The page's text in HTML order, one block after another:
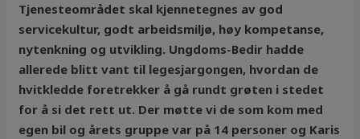
Tjenesteområdet skal kjennetegnes av god
servicekultur, godt arbeidsmiljø, høy kompetanse,
nytenkning og utvikling. Ungdoms-Bedir hadde
allerede blitt vant til legesjargongen, hvordan de
hvitkledde foretrekker å gå rundt grøten i stedet
for å si det rett ut. Der møtte vi de som kom med
egen bil og årets gruppe var på 14 personer og Karis